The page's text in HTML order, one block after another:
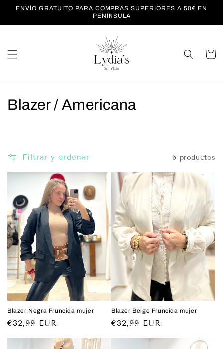
directamente
ENVÍO GRATUITO PARA COMPRAS SUPERIORES A 50€ EN
PENÍNSULA
Carrito
C
e
c
c
i
ó
n
:
Blazer / Americana
Filtrar y ordenar 6 productos
Blazer Negra Fruncida mujer
Precio
€32,99 EUR
Blazer Beige Fruncida mujer
Precio
€32,99 EUR